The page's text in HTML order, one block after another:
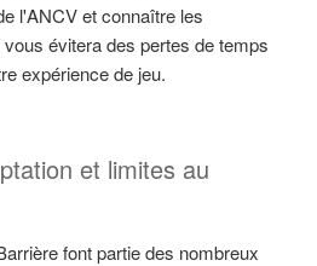
l'ANCV et connaître les
évitera des pertes de temps
expérience de jeu.
et limites au
font partie des nombreux